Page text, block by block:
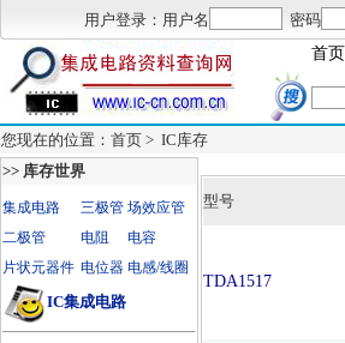
用户登录：用户名 密码
首页
您现在的位置：首页 > IC库存
>> 库存世界
集成电路 三极管 场效应管
二极管
电阻
电容
片状元器件 电位器 电感/线圈
IC集成电路
型号
TDA1517